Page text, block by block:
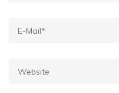
E-
Website